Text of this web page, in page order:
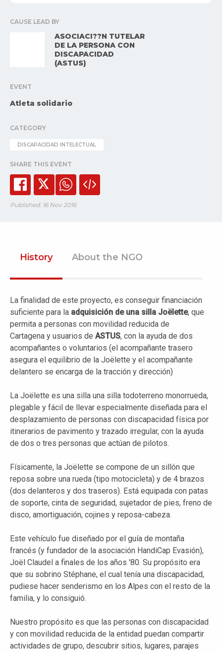
CAUSE LEAD BY
ASOCIACI??N TUTELAR
DE LA PERSONA CON
DISCAPACIDAD
(ASTUS)
EVENT
Atleta solidario
CATEGORY
DISCAPACIDAD INTELECTUAL
SHARE THIS EVENT
Published: 16 Nov 2016
History About the NGO
La finalidad de este proyecto, es conseguir financiación
suficiente para la adquisición de una silla Joëlette, que
permita a personas con movilidad reducida de
Cartagena y usuarios de ASTUS, con la ayuda de dos
acompañantes o voluntarios (el acompañante trasero
asegura el equilibrio de la Joëlette y el acompañante
delantero se encarga de la tracción y dirección)
La Joëlette es una silla una silla todoterreno monorrueda,
plegable y fácil de llevar especialmente diseñada para el
desplazamiento de personas con discapacidad física por
itinerarios de pavimento y trazado irregular, con la ayuda
de dos o tres personas que actúan de pilotos.
Físicamente, la Joëlette se compone de un sillón que
reposa sobre una rueda (tipo motocicleta) y de 4 brazos
(dos delanteros y dos traseros). Está equipada con patas
de soporte, cinta de seguridad, sujetador de pies, freno de
disco, amortiguación, cojines y reposa-cabeza.
Este vehículo fue diseñado por el guía de montaña
francés (y fundador de la asociación HandiCap Evasión),
Joël Claudel a finales de los años '80. Su propósito era
que su sobrino Stéphane, el cual tenía una discapacidad,
pudiese hacer senderismo en los Alpes con el resto de la
familia, y lo consiguió.
Nuestro propósito es que las personas con discapacidad
y con movilidad reducida de la entidad puedan compartir
actividades de grupo, descubrir sitios, lugares, parajes